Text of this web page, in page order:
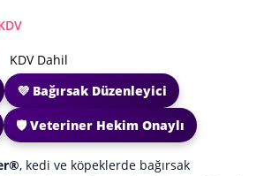
KDV Dahil
💜 Bağırsak Düzenleyici
🛡️ Veteriner Hekim Onaylı
, kedi ve köpeklerde bağırsak